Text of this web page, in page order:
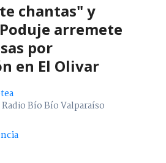
chantas" y
arremete
por
en El Olivar
Bío Bío Valparaíso